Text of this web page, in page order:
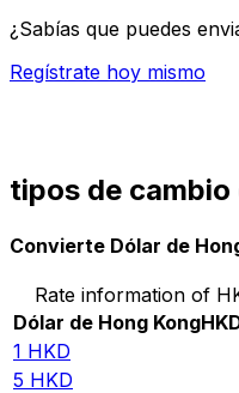
¿Sabías que puedes
Regístrate hoy mismo
tipos de cambio
Convierte Dólar de
Rate information of
Dólar de Hong Kong
1 HKD
5 HKD